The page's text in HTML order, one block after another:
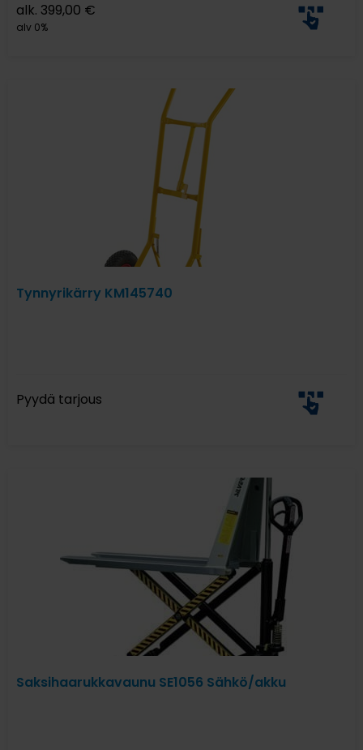
alk. 399,00 €
alv 0%
Tynnyrikärry KM145740
Pyydä tarjous
Saksihaarukkavaunu SE1056 Sähkö/akku